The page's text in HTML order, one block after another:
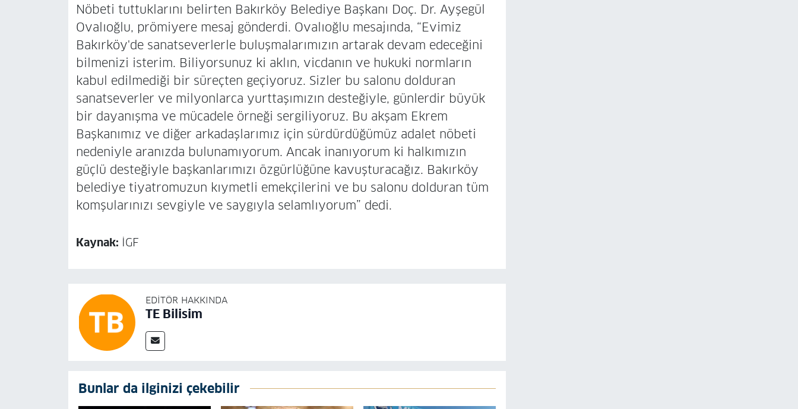
Nöbeti tuttuklarını belirten Bakırköy Belediye Başkanı Doç. Dr. Ayşegül
Ovalıoğlu, prömiyere mesaj gönderdi. Ovalıoğlu mesajında, “Evimiz
Bakırköy'de sanatseverlerle buluşmalarımızın artarak devam edeceğini
bilmenizi isterim. Biliyorsunuz ki aklın, vicdanın ve hukuki normların
kabul edilmediği bir süreçten geçiyoruz. Sizler bu salonu dolduran
sanatseverler ve milyonlarca yurttaşımızın desteğiyle, günlerdir büyük
bir dayanışma ve mücadele örneği sergiliyoruz. Bu akşam Ekrem
Başkanımız ve diğer arkadaşlarımız için sürdürdüğümüz adalet nöbeti
nedeniyle aranızda bulunamıyorum. Ancak inanıyorum ki halkımızın
güçlü desteğiyle başkanlarımızı özgürlüğüne kavuşturacağız. Bakırköy
belediye tiyatromuzun kıymetli emekçilerini ve bu salonu dolduran tüm
komşularınızı sevgiyle ve saygıyla selamlıyorum” dedi.
Kaynak: İGF
EDITÖR HAKKINDA
TE Bilisim
Bunlar da ilginizi çekebilir